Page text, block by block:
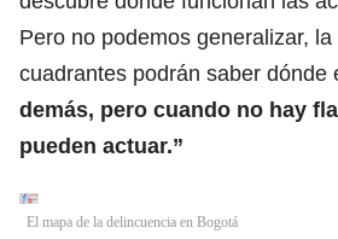
Pero no podemos generalizar,
cuadrantes podrán saber dónde
demás, pero cuando no hay
pueden actuar.”
El mapa de la delincuencia en Bogotá